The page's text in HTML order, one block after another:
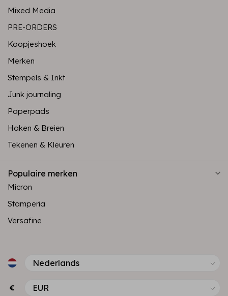
Mixed Media
PRE-ORDERS
Koopjeshoek
Merken
Stempels & Inkt
Junk journaling
Paperpads
Haken & Breien
Tekenen & Kleuren
Populaire merken
Micron
Stamperia
Versafine
€